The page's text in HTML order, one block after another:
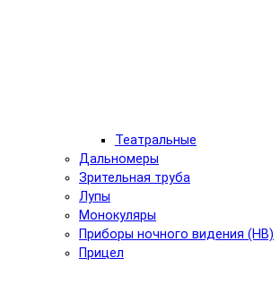
Театральные
Дальномеры
Зрительная труба
Лупы
Монокуляры
Приборы ночного видения (НВ)
Прицел